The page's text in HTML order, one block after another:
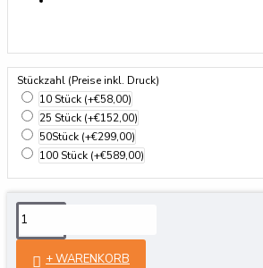
Stückzahl (Preise inkl. Druck)
10 Stück (+€58,00)
25 Stück (+€152,00)
50Stück (+€299,00)
100 Stück (+€589,00)
+ WARENKORB
Details